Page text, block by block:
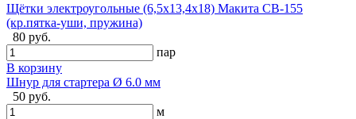
Щётки электроугольные (6,5х13,4х18) Макита CB-155
(кр.пятка-уши, пружина)
80 руб.
пар
В корзину
Шнур для стартера Ø 6.0 мм
50 руб.
м